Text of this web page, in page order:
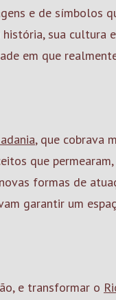
e de símbolos
sua cultura
em que
, que cobrava
que
formas de
garantir um
e transformar o